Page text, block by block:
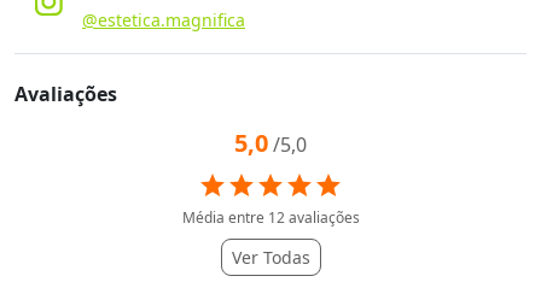
@estetica.magnifica
Avaliações
5,0/5,0
starstarstarstarstar
Média entre 12avaliações
Ver Todas